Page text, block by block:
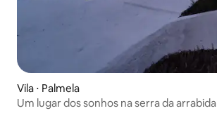
Vila ⋅ Palmela
Um lugar dos sonhos na serra da arrabida